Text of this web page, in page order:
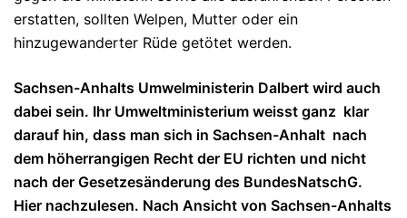
erstatten, sollten Welpen, Mutter oder ein
hinzugewanderter Rüde getötet werden.
Sachsen-Anhalts Umwelministerin Dalbert wird auch
dabei sein. Ihr Umweltministerium weisst ganz klar
darauf hin, dass man sich in Sachsen-Anhalt nach
dem höherrangigen Recht der EU richten und nicht
nach der Gesetzesänderung des BundesNatschG.
Hier nachzulesen. Nach Ansicht von Sachsen-Anhalts